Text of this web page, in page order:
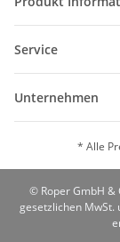
Service
Unternehmen
* Alle
© Roper GmbH &
gesetzlichen MwSt.